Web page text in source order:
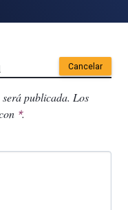
Cancelar
publicada. Los
*.